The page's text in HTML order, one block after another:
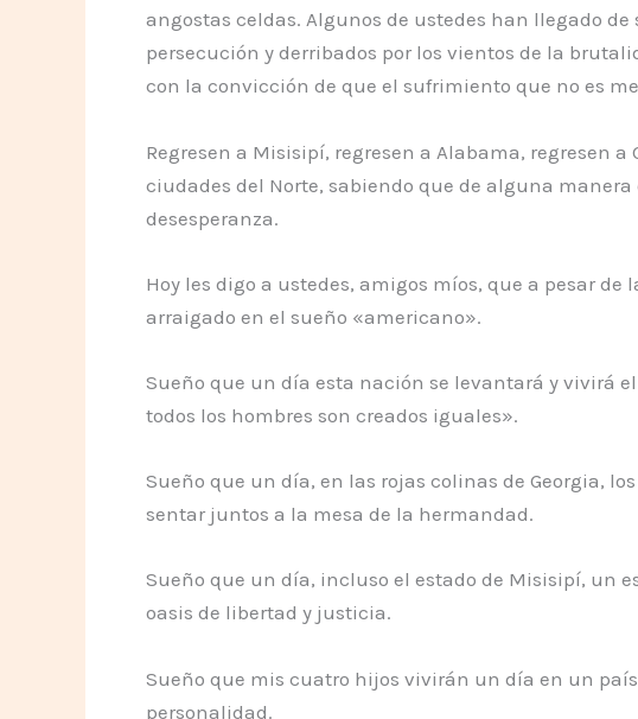
angostas celdas. Algunos de ustedes han llegado
persecución y derribados por los vientos de la
con la convicción de que el sufrimiento que no es
Regresen a Misisipí, regresen a Alabama, regresen
ciudades del Norte, sabiendo que de alguna
desesperanza.
Hoy les digo a ustedes, amigos míos, que a pesar
arraigado en el sueño «americano».
Sueño que un día esta nación se levantará y vivirá
todos los hombres son creados iguales».
Sueño que un día, en las rojas colinas de Georgia,
sentar juntos a la mesa de la hermandad.
Sueño que un día, incluso el estado de Misisipí, un
oasis de libertad y justicia.
Sueño que mis cuatro hijos vivirán un día en un
personalidad.